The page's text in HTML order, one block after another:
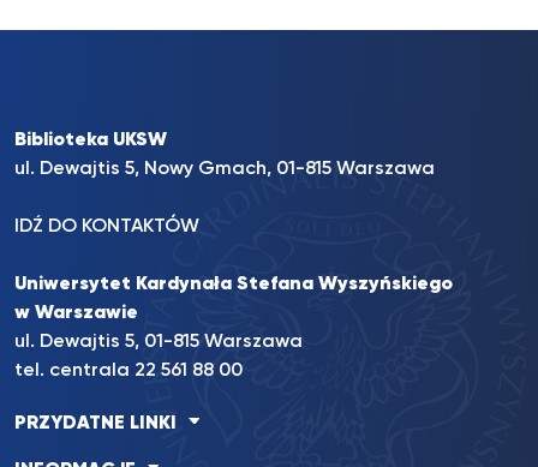
Biblioteka UKSW
ul. Dewajtis 5, Nowy Gmach, 01-815 Warszawa
IDŹ DO KONTAKTÓW
Uniwersytet Kardynała Stefana Wyszyńskiego
w Warszawie
ul. Dewajtis 5, 01-815 Warszawa
tel. centrala 22 561 88 00
PRZYDATNE LINKI